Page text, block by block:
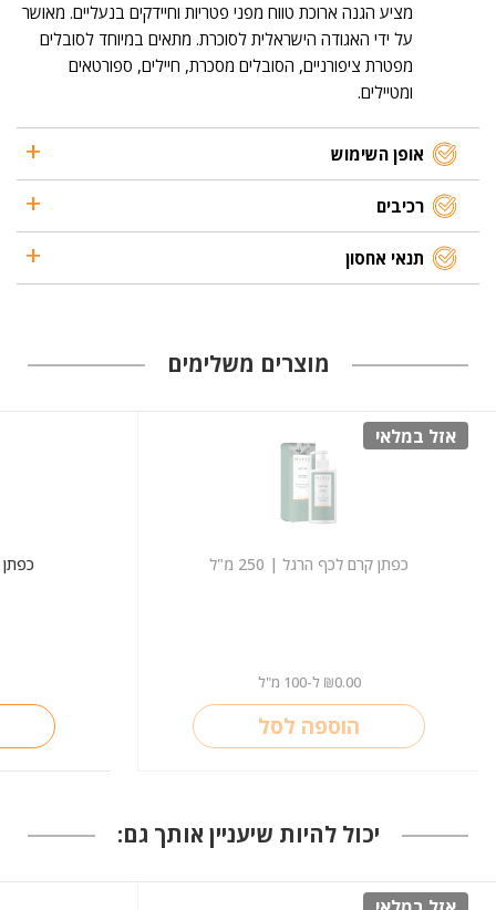
מציע הגנה ארוכת טווח מפני פטריות וחיידקים בנעליים. מאושר
על ידי האגודה הישראלית לסוכרת. מתאים במיוחד לסובלים
מפטרת ציפורניים, הסובלים מסכרת, חיילים, ספורטאים
ומטיילים.
אופן השימוש
רכיבים
תנאי אחסון
מוצרים משלימים
אזל במלאי
כפתן קרם לכף הרגל | 250 מ"ל
₪0.00 ל-100 מ"ל
הוספה לסל
כפתן
יכול להיות שיעניין אותך גם: